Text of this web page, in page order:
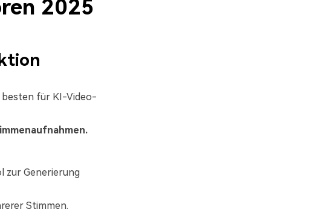
2025
für KI-Video-
zur Generierung
Stimmen.